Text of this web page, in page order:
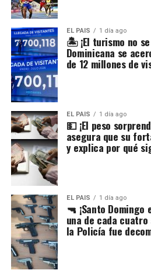
EL PAIS 1 día ago
🏝️ ¡El turismo no
Dominicana se
de 12 millones de
EL PAIS 1 día ago
💵 ¡El peso
asegura que su
y explica por qué
EL PAIS 1 día ago
🔫 ¡Santo
una de cada
la Policía fue